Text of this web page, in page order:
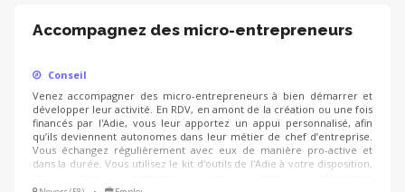
Accompagnez des micro-entrepreneurs
Conseil
Venez accompagner des micro-entrepreneurs à bien démarrer et
développer leur activité. En RDV, en amont de la création ou une fois
financés par l'Adie, vous leur apportez un appui personnalisé, afin
qu’ils deviennent autonomes dans leur métier de chef d’entreprise.
Vous échangez régulièrement avec eux de manière pro-active et
dans la durée. Vous utilisez le kit d'outils de l'Adie à votre disposition,